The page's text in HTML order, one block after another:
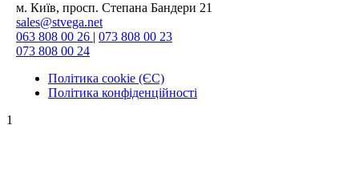
м. Київ, просп. Степана Бандери 21
sales@stvega.net
063 808 00 26 | 073 808 00 23
073 808 00 24
Політика cookie (ЄС)
Політика конфіденційності
1